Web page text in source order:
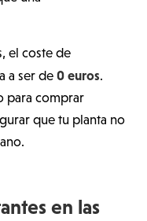
el coste de
a ser de0 euros.
para comprar
que tu planta no
en las